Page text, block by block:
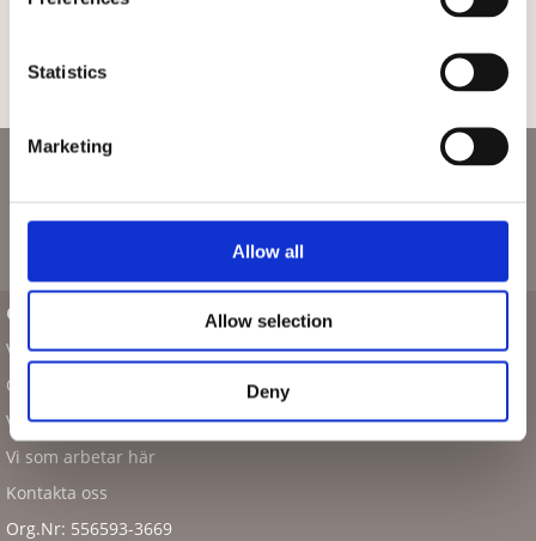
Statistics
Marketing
Allow all
Allow selection
Deny
Startsidan Pikétröja Unisex (XXL)
Om Mitt plagg
Vår ide
Om butiken
Vår fabrik i Bosnien
Vi som arbetar här
Kontakta oss
Org.Nr: 556593-3669